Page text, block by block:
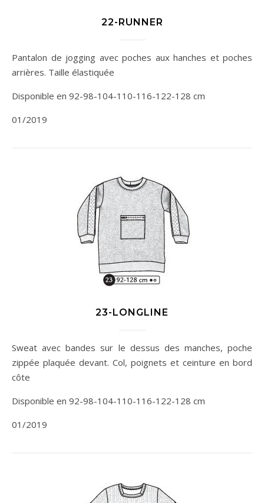
22-RUNNER
Pantalon de jogging avec poches aux hanches et poches
arrières. Taille élastiquée
Disponible en 92-98-104-110-116-122-128 cm
01/2019
23-LONGLINE
Sweat avec bandes sur le dessus des manches, poche
zippée plaquée devant. Col, poignets et ceinture en bord
côte
Disponible en 92-98-104-110-116-122-128 cm
01/2019